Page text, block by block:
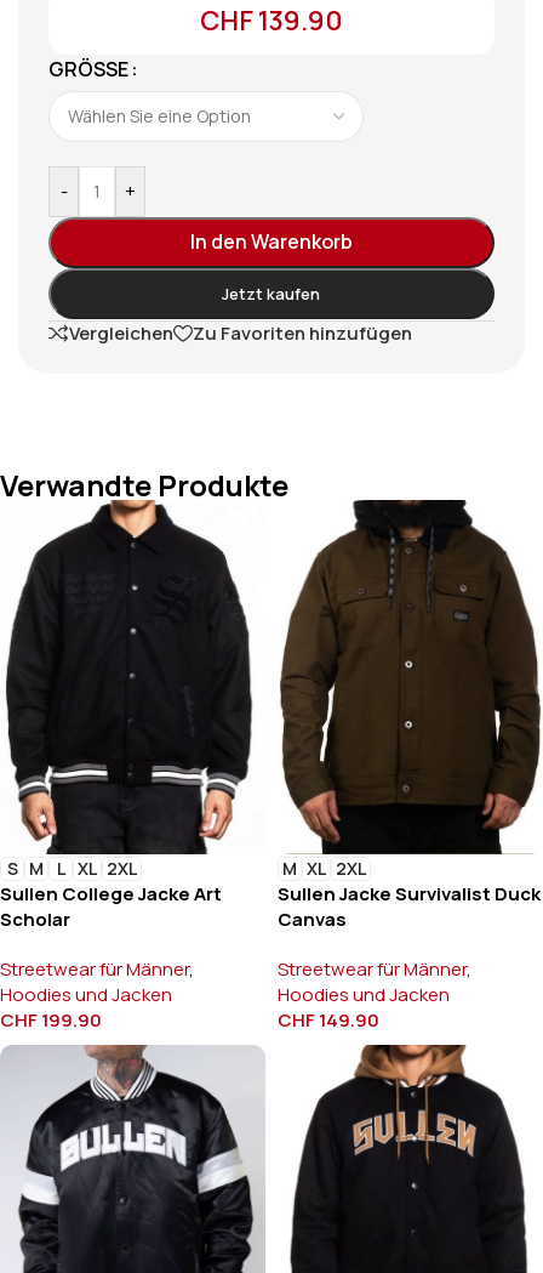
CHF139.90
GRÖSSE
- +
In den Warenkorb
Jetzt kaufen
Vergleichen Zu Favoriten hinzufügen
Verwandte Produkte
S M L XL 2XL
Sullen College Jacke Art
Scholar
Streetwear für Männer,
Hoodies und Jacken
CHF199.90
M XL 2XL
Sullen Jacke Survivalist Duck
Canvas
Streetwear für Männer,
Hoodies und Jacken
CHF149.90